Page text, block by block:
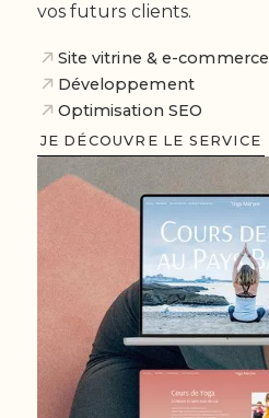
vos futurs clients.
Site vitrine & e-commerce
Développement
Optimisation SEO
JE DÉCOUVRE LE SERVICE